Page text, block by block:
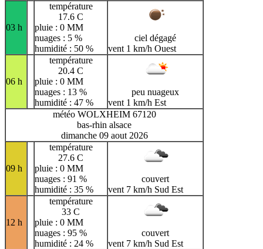
03 h
température
17.6 C
pluie : 0 MM
nuages : 5 %
humidité : 50 %
ciel dégagé
vent 1 km/h Ouest
06 h
température
20.4 C
pluie : 0 MM
nuages : 13 %
humidité : 47 %
peu nuageux
vent 1 km/h Est
météo WOLXHEIM 67120
bas-rhin alsace
dimanche 09 aout 2026
09 h
température
27.6 C
pluie : 0 MM
nuages : 91 %
humidité : 35 %
couvert
vent 7 km/h Sud Est
12 h
température
33 C
pluie : 0 MM
nuages : 95 %
humidité : 24 %
couvert
vent 7 km/h Sud Est